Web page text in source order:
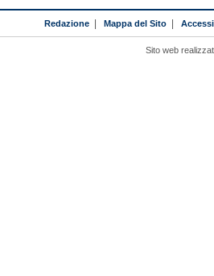
Redazione| Mappa del Sito|
Sito web